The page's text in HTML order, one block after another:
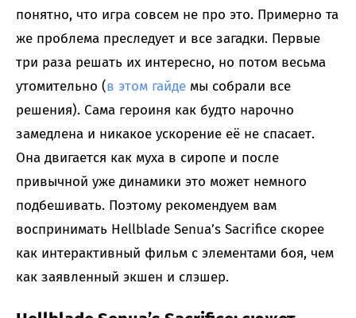
понятно, что игра совсем не про это. Примерно та
же проблема преследует и все загадки. Первые
три раза решать их интересно, но потом весьма
утомительно (в этом гайде мы собрали все
решения). Сама героиня как будто нарочно
замедлена и никакое ускорение её не спасает.
Она двигается как муха в сиропе и после
привычной уже динамики это может немного
подбешивать. Поэтому рекомендуем вам
воспринимать Hellblade Senua’s Sacrifice скорее
как интерактивный фильм с элементами боя, чем
как заявленный экшен и слэшер.